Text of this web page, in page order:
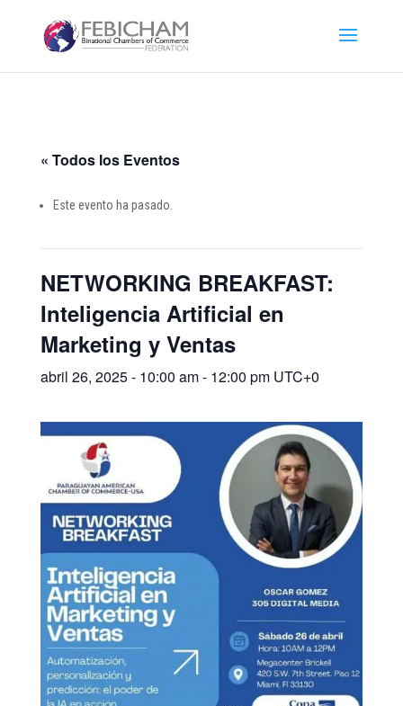
« Todos los Eventos
Este evento ha pasado.
NETWORKING BREAKFAST:
Inteligencia Artificial en
Marketing y Ventas
abril 26, 2025 - 10:00 am- 12:00 pm UTC+0